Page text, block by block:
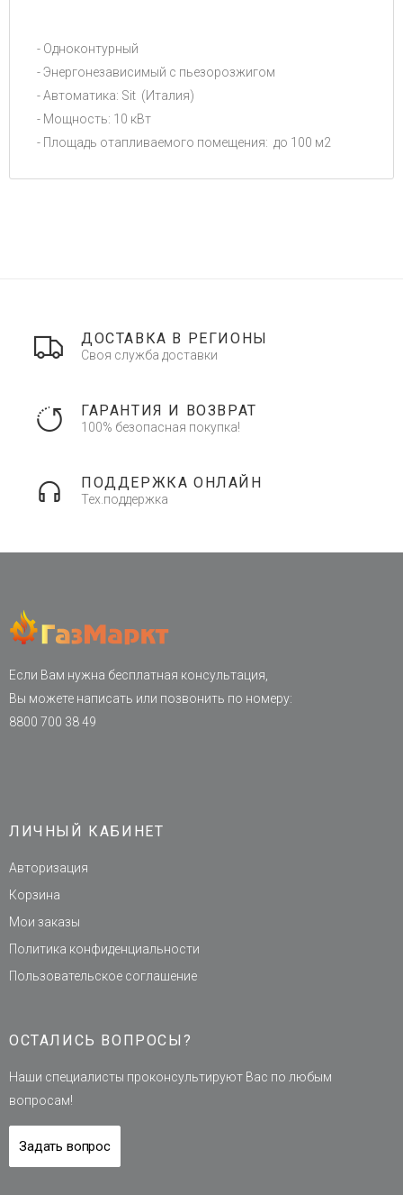
- Одноконтурный
- Энергонезависимый с пьезорозжигом
- Автоматика: Sit (Италия)
- Мощность: 10 кВт
- Площадь отапливаемого помещения: до 100 м2
ДОСТАВКА В РЕГИОНЫ
Своя служба доставки
ГАРАНТИЯ И ВОЗВРАТ
100% безопасная покупка!
ПОДДЕРЖКА ОНЛАЙН
Тех.поддержка
Если Вам нужна бесплатная консультация,
Вы можете написать или позвонить по номеру:
8800 700 38 49
ЛИЧНЫЙ КАБИНЕТ
Авторизация
Корзина
Мои заказы
Политика конфиденциальности
Пользовательское соглашение
ОСТАЛИСЬ ВОПРОСЫ?
Наши специалисты проконсультируют Вас по любым
вопросам!
Задать вопрос